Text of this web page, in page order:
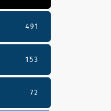
491
153
72